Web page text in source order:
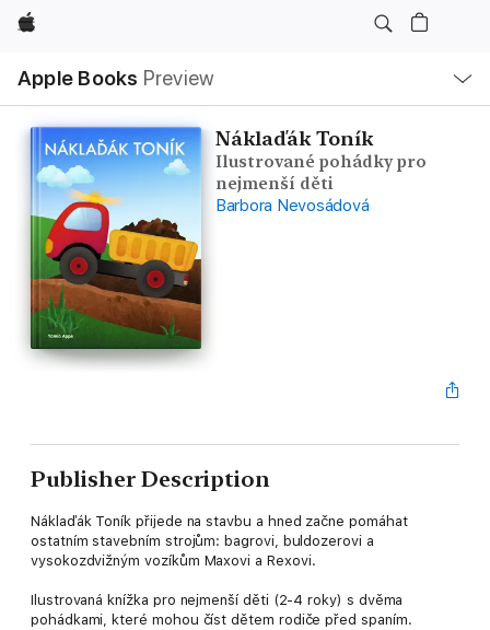
Apple
Apple Books Preview
Nav
Open
Menu
Náklaďák Toník
Ilustrované pohádky pro
nejmenší děti
Barbora Nevosádová
Publisher Description
Náklaďák Toník přijede na stavbu a hned začne pomáhat
ostatním stavebním strojům: bagrovi, buldozerovi a
vysokozdvižným vozíkům Maxovi a Rexovi.
Ilustrovaná knížka pro nejmenší děti (2-4 roky) s dvěma
pohádkami, které mohou číst dětem rodiče před spaním.